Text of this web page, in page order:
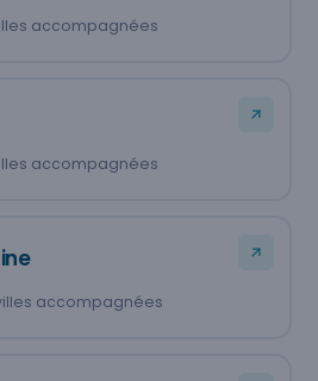
accompagnées
accompagnées
accompagnées